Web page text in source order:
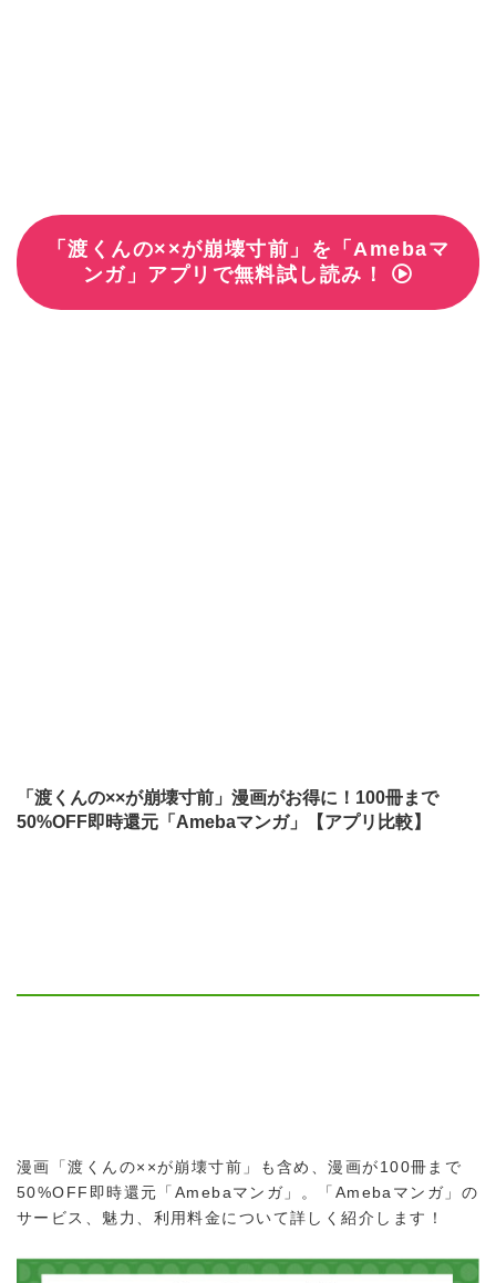
「渡くんの××が崩壊寸前」を「Amebaマ
ンガ」アプリで無料試し読み！
「渡くんの××が崩壊寸前」漫画がお得に！100冊まで
50%OFF即時還元「Amebaマンガ」【アプリ比較】
漫画「渡くんの××が崩壊寸前」も含め、漫画が100冊まで
50%OFF即時還元「Amebaマンガ」。「Amebaマンガ」の
サービス、魅力、利用料金について詳しく紹介します！